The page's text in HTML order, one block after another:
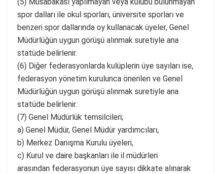
spor dalları ile okul sporları, üniversite sporları ve
benzeri spor dallarında oy kullanacak üyeler, Genel
Müdürlüğün uygun görüşü alınmak suretiyle ana
statüde belirlenir.
(6) Diğer federasyonlarda kulüplerin üye sayıları ise,
federasyon yönetim kurulunca önerilen ve Genel
Müdürlüğün uygun görüşü alınmak suretiyle ana
statüde belirlenir.
(7) Genel Müdürlük temsilcileri;
a) Genel Müdür, Genel Müdür yardımcıları,
b) Merkez Danışma Kurulu üyeleri,
c) Kurul ve daire başkanları ile il müdürleri
arasından federasyonun üye sayısı dikkate alınarak